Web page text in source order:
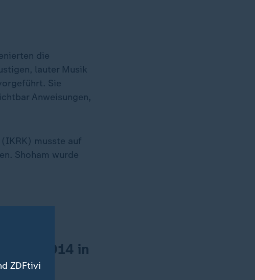
die
lauter Musik
Sie
Anweisungen,
musste auf
Shoham wurde
seit 2014 in
ZDFtivi